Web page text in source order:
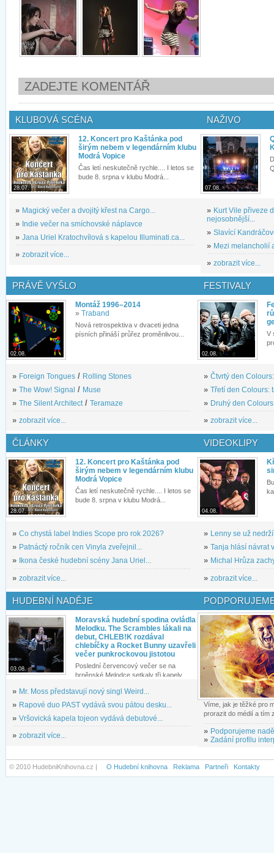
ZADEJTE KOMENTÁŘ
KLUBOVÁ SCÉNA
28.07.
12. Koncert pro Kaštánka pod
širým nebem v legendárním klubu
Modrá Vopice
Čas letí neskutečně rychle.... I letos se
bude 8. srpna v klubu Modrá...
» Magický večer a dvojitý křest na Cargo...
» Indie večer na smíchovské náplavce
» Jana Uriel Kratochvílová s kapelou Illuminati.ca...
» zobrazit více...
NAŽIVO
07.08.
» Kurt Vile přiveze
nejosobnější...
» Slavící
» Mezi melancholií
» zobrazit více...
PRÁVĚ VYŠLO
02.08.
Montáž 1996–2014
» Traband
Nová retrospektiva v dvaceti jedna
písních přináší průřez proměnlivou...
» Foreign Tongues / Rolling Stones
» The Wow! Signal / Muse
» The Silent Architect/ Teramaze
» zobrazit více...
FESTIVALY
02.08.
V
» Čtvrtý den
» Třetí den Colours:
» Druhý den
» zobrazit více...
ČLÁNKY
28.07.
12. Koncert pro Kaštánka pod
širým nebem v legendárním klubu
Modrá Vopice
Čas letí neskutečně rychle.... I letos se
bude 8. srpna v klubu Modrá...
» Co chystá label Indies Scope pro rok 2026?
» Patnáctý ročník cen Vinyla zveřejnil...
»
Ikona české hudební scény Jana Uriel...
» zobrazit více...
VIDEOKLIPY
04.08.
» Lenny se už
» Tanja hlásí návrat
» Michal Hrůza
» zobrazit více...
HUDEBNÍ NADĚJE
03.08.
Moravská hudební spodina ovládla
Melodku. The Scrambles lákali na
debut, CHLEB!K rozdával
chlebíčky a Rocket Bunny uzavřeli
večer punkrockovou jistotou
Poslední červencový večer se na
brněnské Melodce setkaly tři kapely...
» Mr. Moss představují nový singl Weird...
» Rapové duo PAST vydává svou pátou desku...
» Vršovická kapela tojeon vydává debutové...
» zobrazit více...
Víme, jak je těžké pro
prorazit do médií a tím
» Podporujeme
» Zadání profilu
© 2010 HudebniKnihovna.cz | O Hudební knihovna Reklama Partneři Kontakty